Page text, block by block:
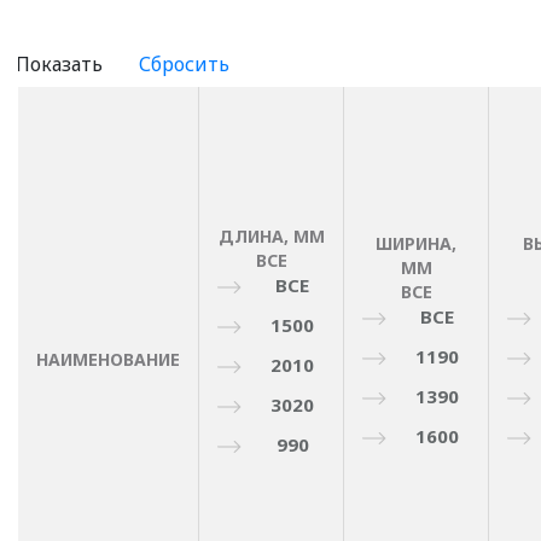
НАИМЕНОВАНИЕ
ДЛИНА, ММ
ВСЕ
ВСЕ
1500
2010
3020
990
ШИРИНА,
ММ
ВСЕ
ВСЕ
1190
1390
1600